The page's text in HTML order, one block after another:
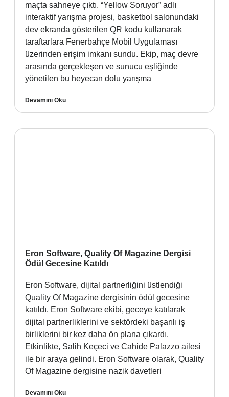
maçta sahneye çıktı. “Yellow Soruyor” adlı
interaktif yarışma projesi, basketbol salonundaki
dev ekranda gösterilen QR kodu kullanarak
taraftarlara Fenerbahçe Mobil Uygulaması
üzerinden erişim imkanı sundu. Ekip, maç devre
arasında gerçekleşen ve sunucu eşliğinde
yönetilen bu heyecan dolu yarışma
Devamını Oku
Eron Software, Quality Of Magazine Dergisi
Ödül Gecesine Katıldı
Eron Software, dijital partnerliğini üstlendiği
Quality Of Magazine dergisinin ödül gecesine
katıldı. Eron Software ekibi, geceye katılarak
dijital partnerliklerini ve sektördeki başarılı iş
birliklerini bir kez daha ön plana çıkardı.
Etkinlikte, Salih Keçeci ve Cahide Palazzo ailesi
ile bir araya gelindi. Eron Software olarak, Quality
Of Magazine dergisine nazik davetleri
Devamını Oku